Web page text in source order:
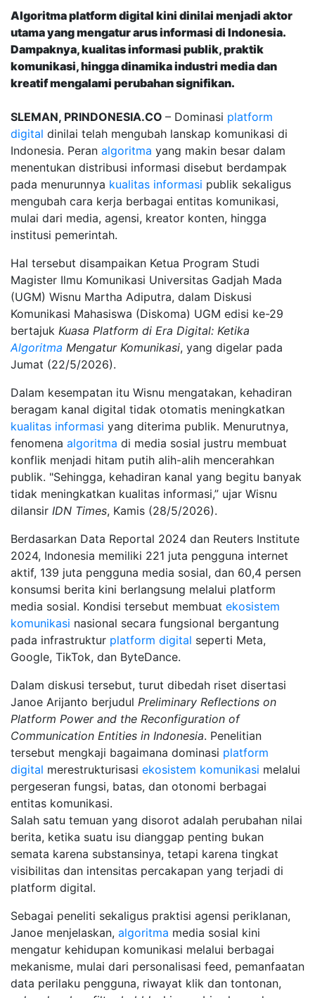
Algoritma platform digital kini dinilai menjadi aktor
utama yang mengatur arus informasi di Indonesia.
Dampaknya, kualitas informasi publik, praktik
komunikasi, hingga dinamika industri media dan
kreatif mengalami perubahan signifikan.
SLEMAN, PRINDONESIA.CO – Dominasi platform
digital dinilai telah mengubah lanskap komunikasi di
Indonesia. Peran algoritma yang makin besar dalam
menentukan distribusi informasi disebut berdampak
pada menurunnya kualitas informasi publik sekaligus
mengubah cara kerja berbagai entitas komunikasi,
mulai dari media, agensi, kreator konten, hingga
institusi pemerintah.
Hal tersebut disampaikan Ketua Program Studi
Magister Ilmu Komunikasi Universitas Gadjah Mada
(UGM) Wisnu Martha Adiputra, dalam Diskusi
Komunikasi Mahasiswa (Diskoma) UGM edisi ke-29
bertajuk Kuasa Platform di Era Digital: Ketika
Algoritma Mengatur Komunikasi, yang digelar pada
Jumat (22/5/2026).
Dalam kesempatan itu Wisnu mengatakan, kehadiran
beragam kanal digital tidak otomatis meningkatkan
kualitas informasi yang diterima publik. Menurutnya,
fenomena algoritma di media sosial justru membuat
konflik menjadi hitam putih alih-alih mencerahkan
publik. "Sehingga, kehadiran kanal yang begitu banyak
tidak meningkatkan kualitas informasi,” ujar Wisnu
dilansir IDN Times, Kamis (28/5/2026).
Berdasarkan Data Reportal 2024 dan Reuters Institute
2024, Indonesia memiliki 221 juta pengguna internet
aktif, 139 juta pengguna media sosial, dan 60,4 persen
konsumsi berita kini berlangsung melalui platform
media sosial. Kondisi tersebut membuat ekosistem
komunikasi nasional secara fungsional bergantung
pada infrastruktur platform digital seperti Meta,
Google, TikTok, dan ByteDance.
Dalam diskusi tersebut, turut dibedah riset disertasi
Janoe Arijanto berjudul Preliminary Reflections on
Platform Power and the Reconfiguration of
Communication Entities in Indonesia. Penelitian
tersebut mengkaji bagaimana dominasi platform
digital merestrukturisasi ekosistem komunikasi melalui
pergeseran fungsi, batas, dan otonomi berbagai
entitas komunikasi.
Salah satu temuan yang disorot adalah perubahan nilai
berita, ketika suatu isu dianggap penting bukan
semata karena substansinya, tetapi karena tingkat
visibilitas dan intensitas percakapan yang terjadi di
platform digital.
Sebagai peneliti sekaligus praktisi agensi periklanan,
Janoe menjelaskan, algoritma media sosial kini
mengatur kehidupan komunikasi melalui berbagai
mekanisme, mulai dari personalisasi feed, pemanfaatan
data perilaku pengguna, riwayat klik dan tontonan,